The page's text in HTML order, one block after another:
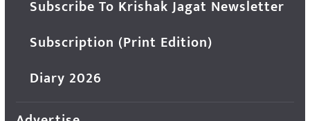
Subscribe To Krishak Jagat Newsletter
Subscription (Print Edition)
Diary 2026